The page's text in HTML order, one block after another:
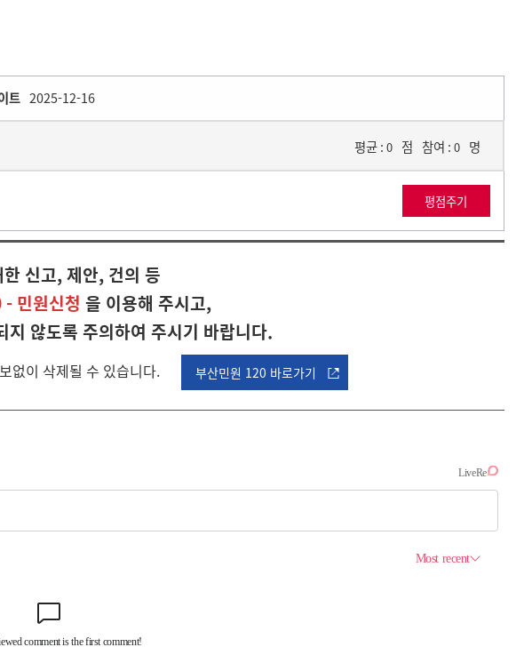
트 2025-12-16
평균 : 0 점 참여 : 0 명
신고, 제안, 건의 등
민원신청 을 이용해 주시고,
않도록 주의하여 주시기 바랍니다.
없이 삭제될 수 있습니다. 부산민원 120 바로가기